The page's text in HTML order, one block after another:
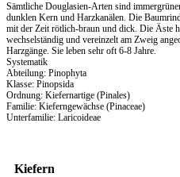
Sämtliche Douglasien-Arten sind
dunklen Kern und Harzkanälen. Die
mit der Zeit rötlich-braun und dick. Die Äste
wechselständig und vereinzelt am Zweig
Harzgänge. Sie leben sehr oft 6-8 Jahre.
Systematik
Abteilung: Pinophyta
Klasse: Pinopsida
Ordnung: Kiefernartige (Pinales)
Familie: Kieferngewächse (Pinaceae)
Unterfamilie: Laricoideae
Kiefern